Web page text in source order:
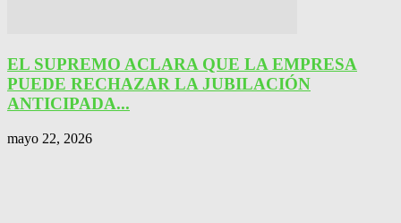
EL SUPREMO ACLARA QUE LA EMPRESA
PUEDE RECHAZAR LA JUBILACIÓN
ANTICIPADA...
mayo 22, 2026